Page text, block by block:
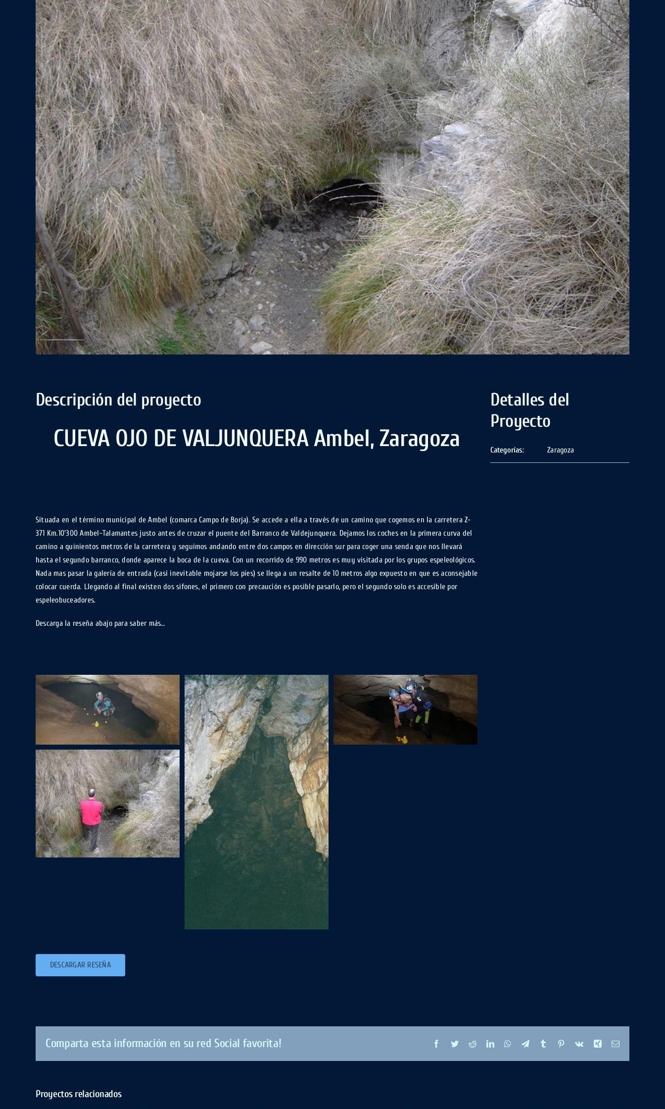
Descripción del proyecto
CUEVA OJO DE VALJUNQUERA Ambel, Zaragoza
Situada en el término municipal de Ambel (comarca Campo de Borja). Se accede a ella a través de un camino que cogemos en la carretera Z-
371 Km.10’300 Ambel-Talamantes justo antes de cruzar el puente del Barranco de Valdejunquera. Dejamos los coches en la primera curva del
camino a quinientos metros de la carretera y seguimos andando entre dos campos en dirección sur para coger una senda que nos llevará
hasta el segundo barranco, donde aparece la boca de la cueva. Con un recorrido de 990 metros es muy visitada por los grupos espeleológicos.
Nada mas pasar la galería de entrada (casi inevitable mojarse los pies) se llega a un resalte de 10 metros algo expuesto en que es aconsejable
colocar cuerda. Llegando al final existen dos sifones, el primero con precaución es posible pasarlo, pero el segundo solo es accesible por
espeleobuceadores.
Descarga la reseña abajo para saber más…
DESCARGAR RESEÑA
Detalles del
Proyecto
Categorías: Zaragoza
Comparta esta información en su red Social favorita! Facebook
TwitterRedditLinkedInWhatsApp
TelegramTumblr Pinterest
Vk Xing Correo
Proyectos relacionados